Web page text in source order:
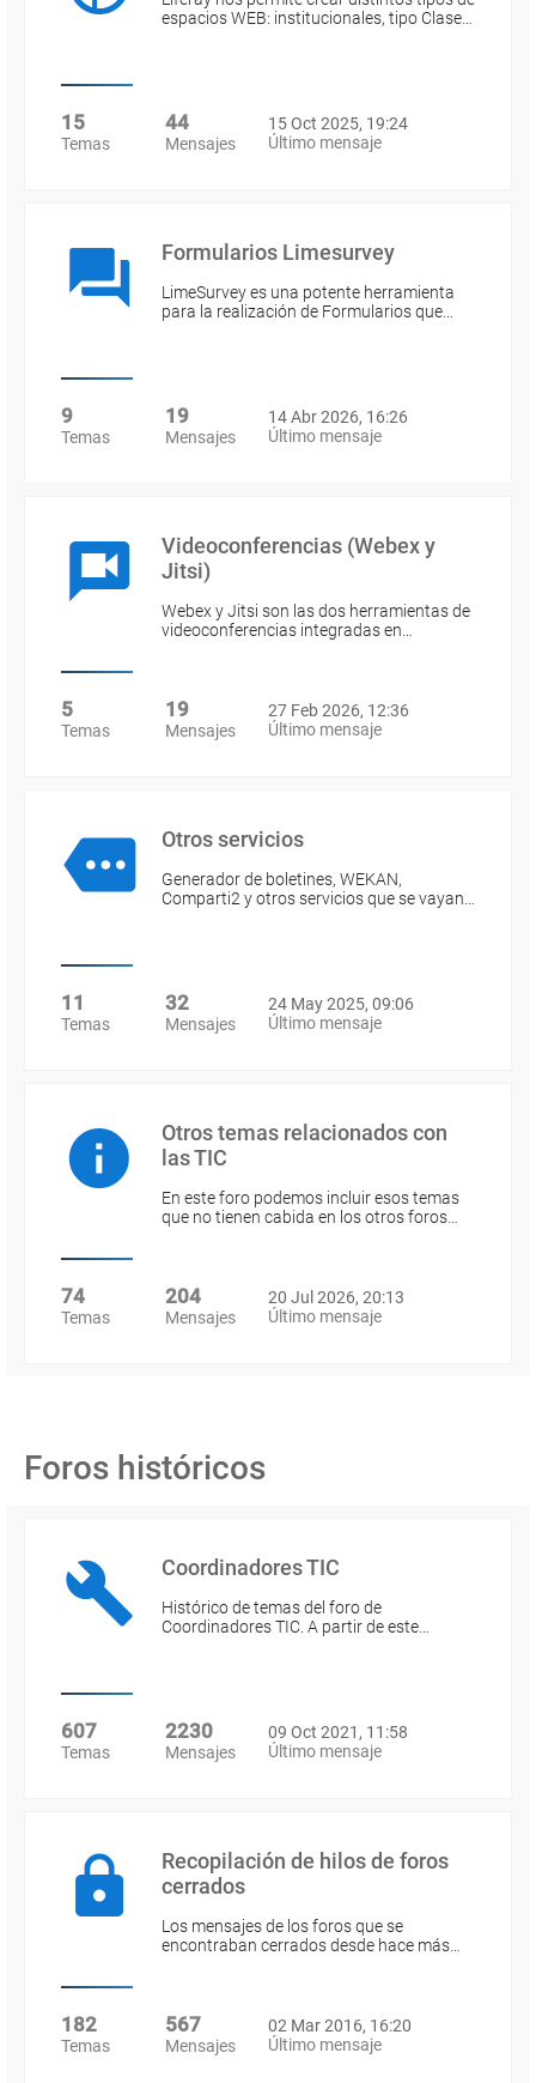
espacios WEB: institucionales, tipo Clase…
15
Temas
44
Mensajes
15 Oct 2025, 19:24
Último mensaje
Formularios Limesurvey
LimeSurvey es una potente herramienta
para la realización de Formularios que…
9
Temas
19
Mensajes
14 Abr 2026, 16:26
Último mensaje
Videoconferencias (Webex y
Jitsi)
Webex y Jitsi son las dos herramientas de
videoconferencias integradas en…
5
Temas
19
Mensajes
27 Feb 2026, 12:36
Último mensaje
Otros servicios
Generador de boletines, WEKAN,
Comparti2 y otros servicios que se vayan…
11
Temas
32
Mensajes
24 May 2025, 09:06
Último mensaje
Otros temas relacionados con
las TIC
En este foro podemos incluir esos temas
que no tienen cabida en los otros foros…
74
Temas
204
Mensajes
20 Jul 2026, 20:13
Último mensaje
Foros históricos
Coordinadores TIC
Histórico de temas del foro de
Coordinadores TIC. A partir de este…
607
Temas
2230
Mensajes
09 Oct 2021, 11:58
Último mensaje
Recopilación de hilos de foros
cerrados
Los mensajes de los foros que se
encontraban cerrados desde hace más…
182
Temas
567
Mensajes
02 Mar 2016, 16:20
Último mensaje